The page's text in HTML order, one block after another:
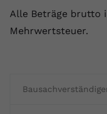
Alle Beträge brutto
Mehrwertsteuer.